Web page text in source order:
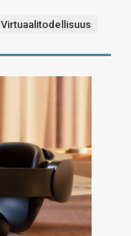
Virtuaalitodellisuus